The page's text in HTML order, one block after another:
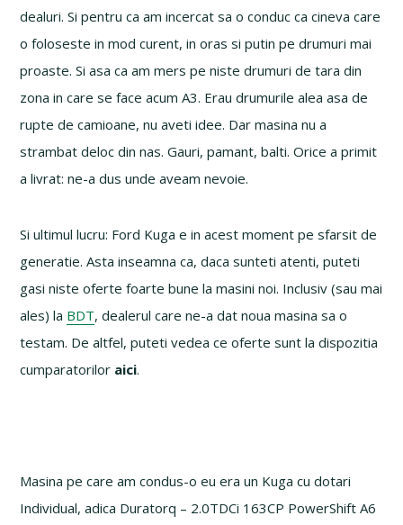
dealuri. Si pentru ca am incercat sa o conduc ca cineva care
o foloseste in mod curent, in oras si putin pe drumuri mai
proaste. Si asa ca am mers pe niste drumuri de tara din
zona in care se face acum A3. Erau drumurile alea asa de
rupte de camioane, nu aveti idee. Dar masina nu a
strambat deloc din nas. Gauri, pamant, balti. Orice a primit
a livrat: ne-a dus unde aveam nevoie.
Si ultimul lucru: Ford Kuga e in acest moment pe sfarsit de
generatie. Asta inseamna ca, daca sunteti atenti, puteti
gasi niste oferte foarte bune la masini noi. Inclusiv (sau mai
ales) la BDT, dealerul care ne-a dat noua masina sa o
testam. De altfel, puteti vedea ce oferte sunt la dispozitia
cumparatorilor aici.
Masina pe care am condus-o eu era un Kuga cu dotari
Individual, adica Duratorq – 2.0TDCi 163CP PowerShift A6